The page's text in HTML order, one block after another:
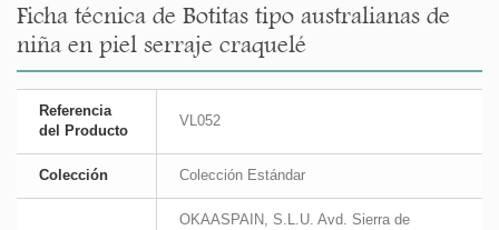
Ficha técnica de Botitas tipo australianas de
niña en piel serraje craquelé
Referencia
del Producto
VL052
Colección Colección Estándar
OKAASPAIN, S.L.U. Avd. Sierra de